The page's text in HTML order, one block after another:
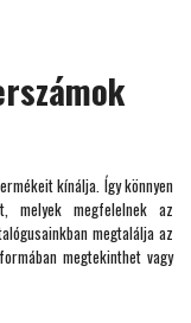
kínálja. Így könnyen
melyek megfelelnek az
megtalálja az
megtekinthet vagy